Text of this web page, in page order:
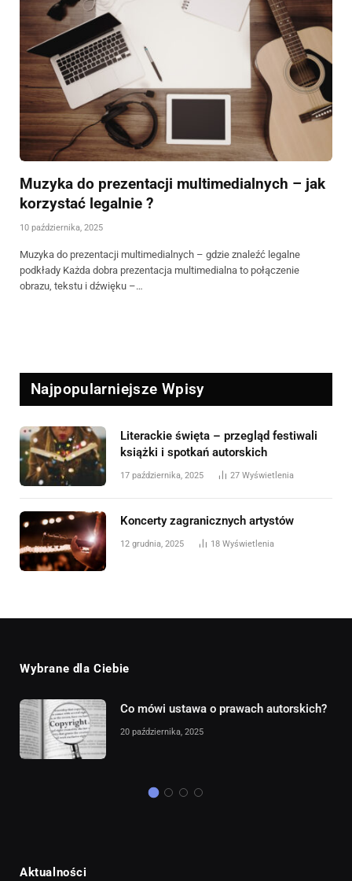
Muzyka do prezentacji multimedialnych – jak
korzystać legalnie ?
10 października, 2025
Muzyka do prezentacji multimedialnych – gdzie znaleźć legalne
podkłady Każda dobra prezentacja multimedialna to połączenie
obrazu, tekstu i dźwięku –…
Najpopularniejsze Wpisy
Literackie święta – przegląd festiwali
książki i spotkań autorskich
17 października, 2025 27 Wyświetlenia
Koncerty zagranicznych artystów
12 grudnia, 2025 18 Wyświetlenia
Wybrane dla Ciebie
Co mówi ustawa o prawach autorskich?
20 października, 2025
Aktualności